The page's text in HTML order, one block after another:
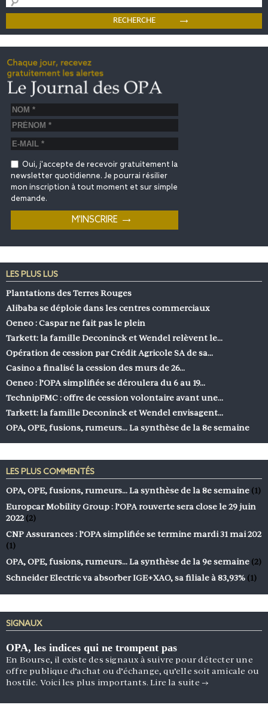
Oui, j'accepte de recevoir gratuitement la
newsletter quotidienne. Je pourrai résilier
mon inscription à tout moment et sur simple
demande.
LES PLUS LUS
Plantations des Terres Rouges
Alibaba se déploie dans les centres commerciaux
Oeneo : Caspar ne fait pas le plein
Tarkett: la famille Deconinck et Wendel relèvent le…
Opération de cession par Crédit Agricole SA de sa…
Casino a finalisé la cession des murs de 26…
Oeneo : l’OPA simplifiée se déroulera du 6 au 19…
TechnipFMC : offre de cession volontaire avant une…
Tarkett: la famille Deconinck et Wendel envisagent…
OPA, OPE, fusions, rumeurs… La synthèse de la 8e semaine
LES PLUS COMMENTÉS
OPA, OPE, fusions, rumeurs… La synthèse de la 8e semaine (1)
Europcar Mobility Group : l’OPA rouverte sera close le 29 juin
2022 (2)
CNP Assurances : l’OPA simplifiée se termine mardi 31 mai 202
(1)
OPA, OPE, fusions, rumeurs… La synthèse de la 9e semaine (2)
Schneider Electric va absorber IGE+XAO, sa filiale à 83,93% (1)
SIGNAUX
OPA, les indices qui ne trompent pas
En Bourse, il existe des signaux à suivre pour détecter une
offre publique d’achat ou d’échange, qu’elle soit amicale ou
hostile. Voici les plus importants.Lire la suite →